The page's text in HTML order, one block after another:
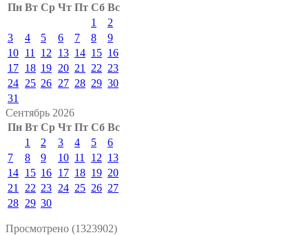
Пн Вт Ср Чт Пт Сб Вс
1
2
3
4 5 6 7 8
9
10 11 12 13 14 15 16
17 18 19 20 21 22 23
24 25 26 27 28 29 30
31
Сентябрь 2026
Пн Вт Ср Чт Пт Сб Вс
1
2 3 4 5
6
7
8 9 10 11 12 13
14 15 16 17 18 19 20
21
22 23 24 25 26 27
28 29 30
Просмотрено (1323902)